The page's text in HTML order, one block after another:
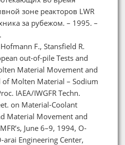
зоне реакторов LWR
за рубежом. – 1995. –
F., Stansfield R.
out-of-pile Tests and
Material Movement and
of Molten Material – Sodium
IAEA/IWGFR Techn.
on Material-Coolant
Material Movement and
June 6–9, 1994, O-
arai Engineering Center,